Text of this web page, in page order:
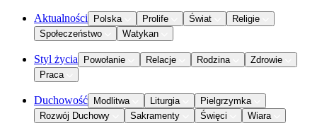
Aktualności Polska Prolife Świat
Religie
Społeczeństwo
Watykan
Styl życia Powołanie Relacje Rodzina
Zdrowie
Praca
Duchowość Modlitwa Liturgia
Pielgrzymka
Rozwój Duchowy
Sakramenty Święci Wiara